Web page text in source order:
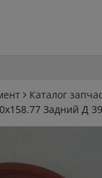
Каталог
Задний Д